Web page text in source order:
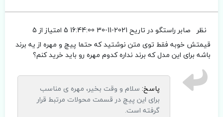
نظر صابر راستگودر تاریح 2021-11-30 16:44:00
5 امتیاز از 5
قیمتش خوبه فقط توی متن نوشتید که حتما پیچ و مهره از یه برند
باشه برای این مدل که برند نداره کدوم مهره رو باید خرید کنم؟
پاسخ: سلام و وقت بخیر، مهره ی مناسب
برای این پیچ در قسمت محولات مرتبط قرار
گرفته است.